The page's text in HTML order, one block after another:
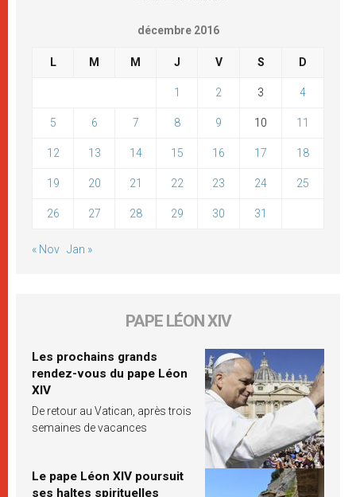
décembre 2016
L M M J V S D
1 2 3 4
5 6 7 8 9 10 11
12 13 14 15 16 17 18
19 20 21 22 23 24 25
26 27 28 29 30 31
« Nov Jan »
PAPE LÉON XIV
Les prochains grands
rendez-vous du pape Léon
XIV
De retour au Vatican, après trois
semaines de vacances
Le pape Léon XIV poursuit
ses haltes spirituelles